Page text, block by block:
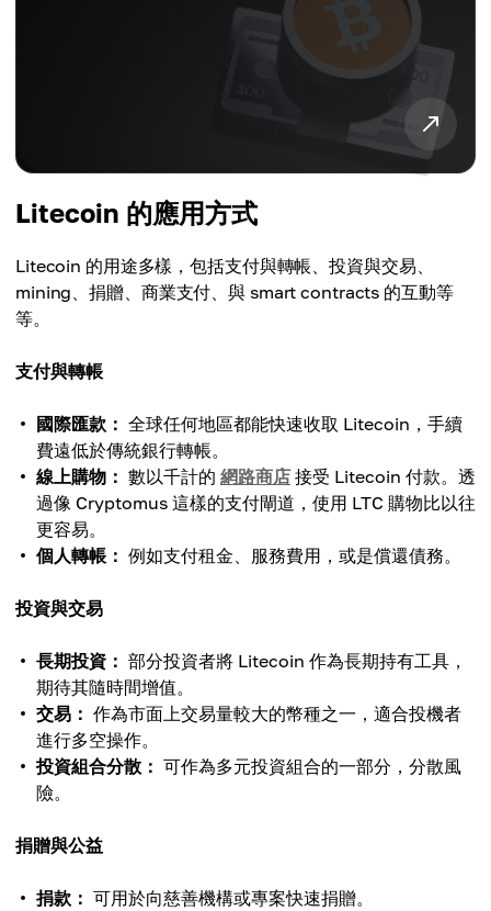
Litecoin 的應用方式
Litecoin 的用途多樣，包括支付與轉帳、投資與交易、
mining、捐贈、商業支付、與 smart contracts 的互動等
等。
支付與轉帳
國際匯款： 全球任何地區都能快速收取 Litecoin，手續
費遠低於傳統銀行轉帳。
線上購物： 數以千計的 網路商店 接受 Litecoin 付款。透
過像 Cryptomus 這樣的支付閘道，使用 LTC 購物比以往
更容易。
個人轉帳： 例如支付租金、服務費用，或是償還債務。
投資與交易
長期投資： 部分投資者將 Litecoin 作為長期持有工具，
期待其隨時間增值。
交易： 作為市面上交易量較大的幣種之一，適合投機者
進行多空操作。
投資組合分散： 可作為多元投資組合的一部分，分散風
險。
捐贈與公益
捐款： 可用於向慈善機構或專案快速捐贈。